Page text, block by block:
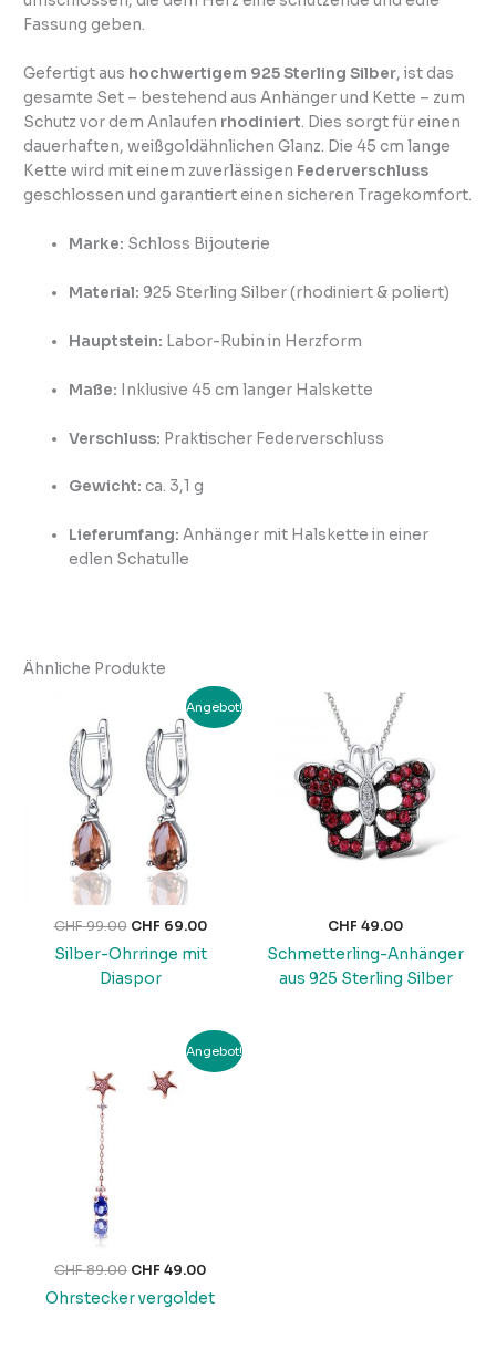
Fassung geben.
Gefertigt aus hochwertigem 925 Sterling Silber, ist das
gesamte Set – bestehend aus Anhänger und Kette – zum
Schutz vor dem Anlaufen rhodiniert. Dies sorgt für einen
dauerhaften, weißgoldähnlichen Glanz. Die 45 cm lange
Kette wird mit einem zuverlässigen Federverschluss
geschlossen und garantiert einen sicheren Tragekomfort.
Marke: Schloss Bijouterie
Material: 925 Sterling Silber (rhodiniert & poliert)
Hauptstein: Labor-Rubin in Herzform
Maße: Inklusive 45 cm langer Halskette
Verschluss: Praktischer Federverschluss
Gewicht: ca. 3,1 g
Lieferumfang: Anhänger mit Halskette in einer
edlen Schatulle
Ähnliche Produkte
Angebot!
CHF99.00
Ursprünglicher
war:
CHF 99.00
CHF 69.00
Aktueller
Preis
Silber-Ohrringe mit
Diaspor
CHF 49.00
Schmetterling-Anhänger
aus 925 Sterling Silber
Angebot!
CHF89.00
Ursprünglicher
war:
CHF 89.00
CHF 49.00
Aktueller
Preis
Ohrstecker vergoldet